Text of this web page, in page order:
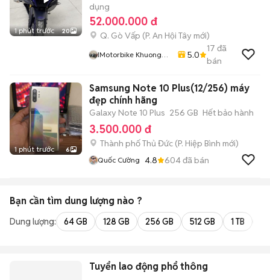
1 phút trước 20
dụng
52.000.000 đ
Q. Gò Vấp (P. An Hội Tây mới)
IMotorbike Khuong
5.0
17 đã
bán
1 phút trước 6
Samsung Note 10 Plus(12/256) máy
đẹp chính hãng
Galaxy Note 10 Plus 256 GB Hết bảo hành
3.500.000 đ
Thành phố Thủ Đức (P. Hiệp Bình mới)
Quốc Cường 4.8 604đã bán
Bạn cần tìm dung lượng nào ?
Dung lượng: 64 GB 128 GB 256 GB 512 GB 1 TB
Tuyển lao động phổ thông